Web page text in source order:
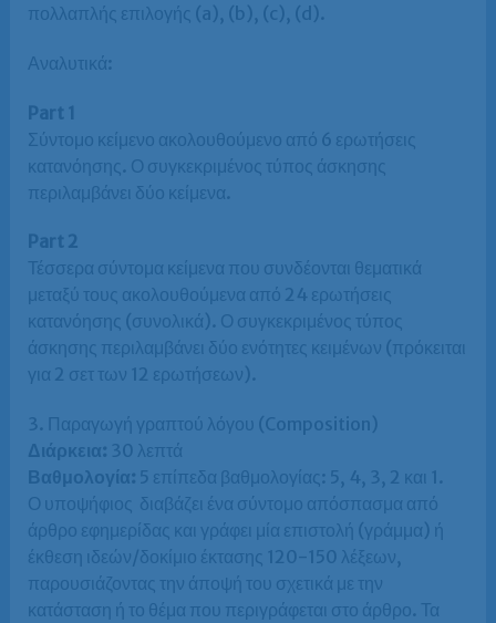
πολλαπλής επιλογής (a), (b), (c), (d).
Αναλυτικά:
Part 1
Σύντομο κείμενο ακολουθούμενο από 6 ερωτήσεις
κατανόησης. Ο συγκεκριμένος τύπος άσκησης
περιλαμβάνει δύο κείμενα.
Part 2
Τέσσερα σύντομα κείμενα που συνδέονται θεματικά
μεταξύ τους ακολουθούμενα από 24 ερωτήσεις
κατανόησης (συνολικά). Ο συγκεκριμένος τύπος
άσκησης περιλαμβάνει δύο ενότητες κειμένων (πρόκειται
για 2 σετ των 12 ερωτήσεων).
3. Παραγωγή γραπτού λόγου (Composition)
Διάρκεια: 30 λεπτά
Βαθμολογία: 5 επίπεδα βαθμολογίας: 5, 4, 3, 2 και 1.
Ο υποψήφιος διαβάζει ένα σύντομο απόσπασμα από
άρθρο εφημερίδας και γράφει μία επιστολή (γράμμα) ή
έκθεση ιδεών/δοκίμιο έκτασης 120-150 λέξεων,
παρουσιάζοντας την άποψή του σχετικά με την
κατάσταση ή το θέμα που περιγράφεται στο άρθρο. Τα